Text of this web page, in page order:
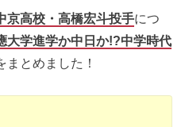
京高校・高橋宏斗投手につ
大学進学か中日か!?中学時代
まとめました！